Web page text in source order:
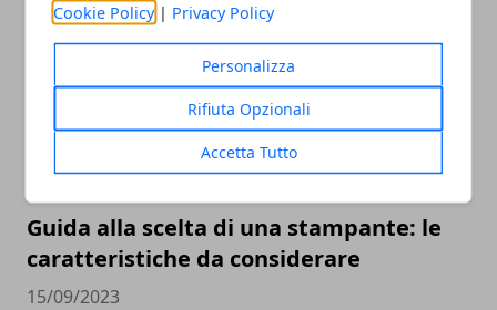
Cookie Policy | Privacy Policy
Personalizza
Rifiuta Opzionali
Accetta Tutto
Guida alla scelta di una stampante: le
caratteristiche da considerare
15/09/2023